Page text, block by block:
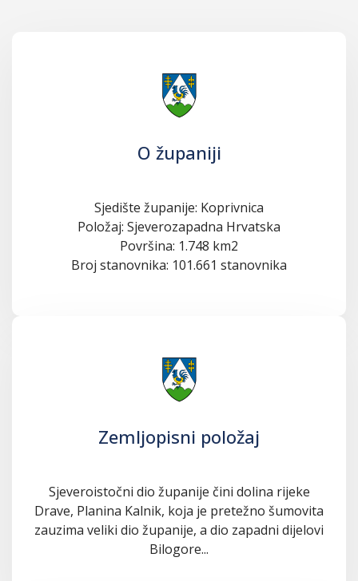
O županiji
Sjedište županije: Koprivnica
Položaj: Sjeverozapadna Hrvatska
Površina: 1.748 km2
Broj stanovnika: 101.661 stanovnika
Zemljopisni položaj
Sjeveroistočni dio županije čini dolina rijeke
Drave, Planina Kalnik, koja je pretežno šumovita
zauzima veliki dio županije, a dio zapadni dijelovi
Bilogore...